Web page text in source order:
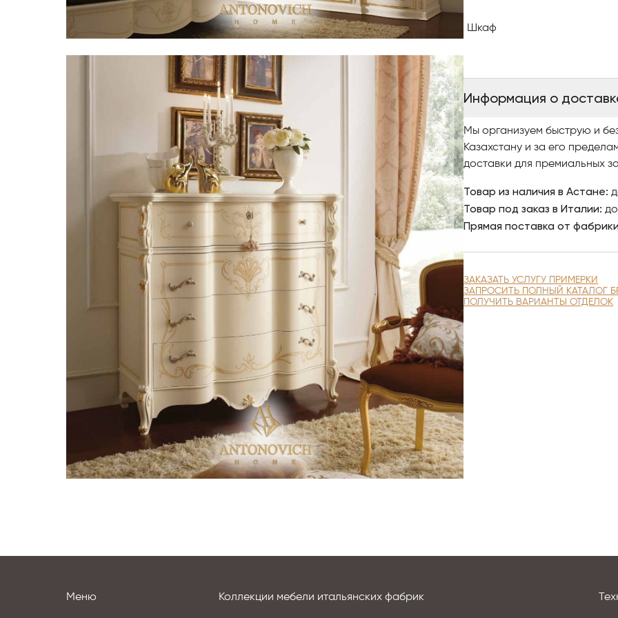
Шкаф
Информация о
Мы организуем быструю и
Казахстану и за его
доставки для премиальных
Товар из наличия в Астане:
Товар под заказ в Италии:
Прямая поставка от фабрики
ЗАКАЗАТЬ УСЛУГУ ПРИМЕРКИ
ЗАПРОСИТЬ ПОЛНЫЙ КАТАЛОГ
ПОЛУЧИТЬ ВАРИАНТЫ ОТДЕЛОК
Коллекции мебели итальянских фабрик
Меню